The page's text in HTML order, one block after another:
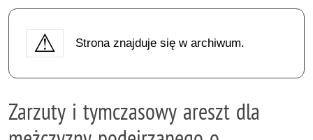
Strona znajduje się w archiwum.
Zarzuty i tymczasowy areszt dla